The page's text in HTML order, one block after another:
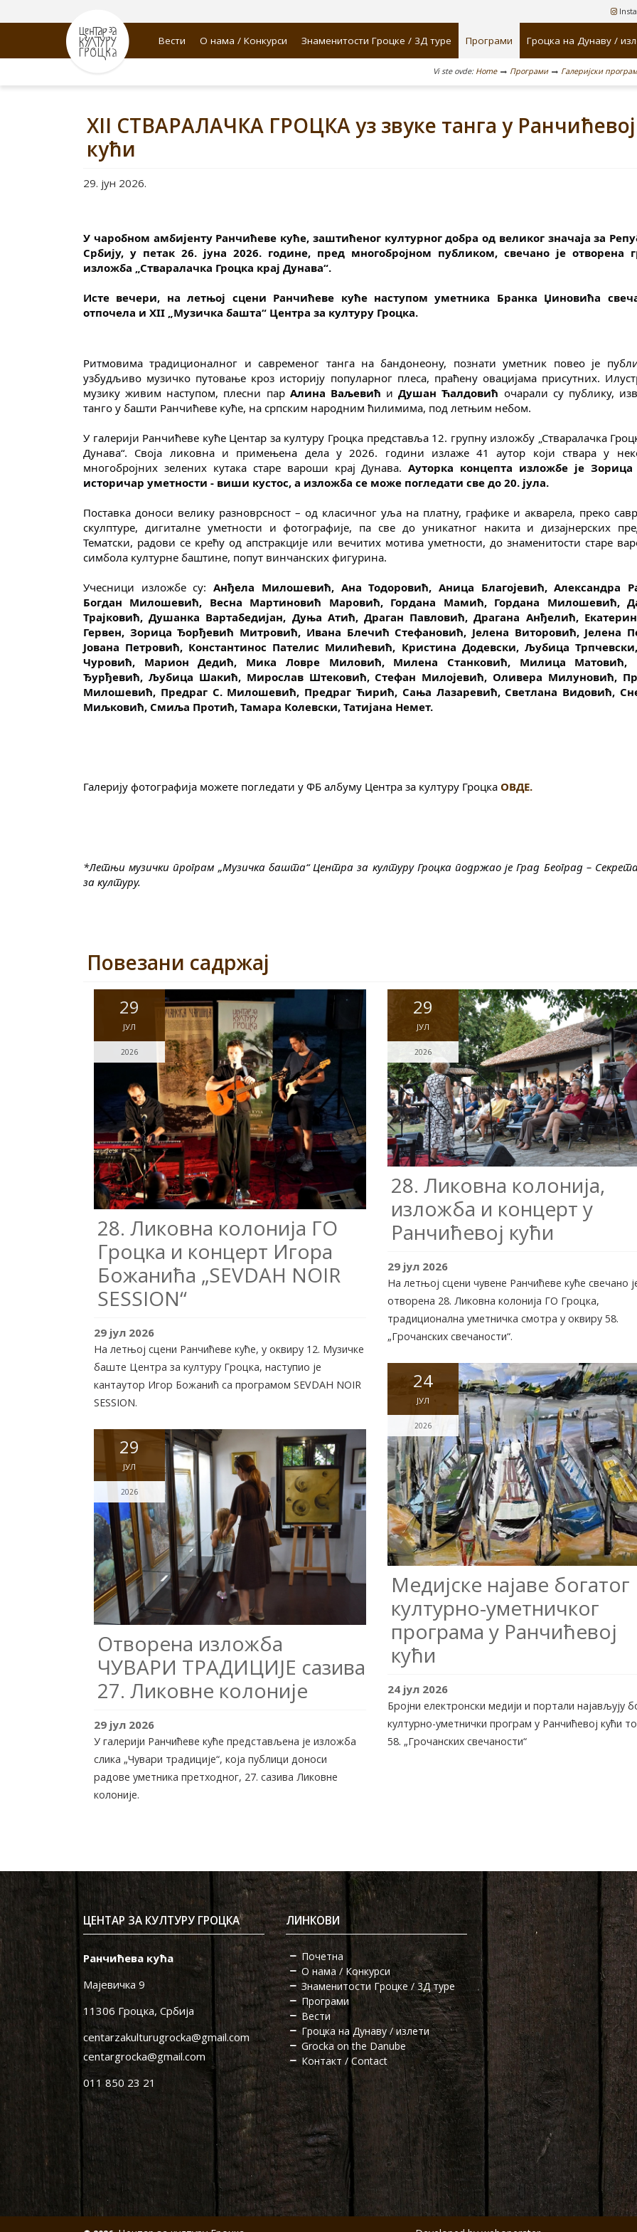
Вести О нама / Конкурси Знаменитости Гроцке / 3Д туре Програми Гроцка на Дунаву /
Vi ste ovde: Home Програми Галеријски програм
XII СТВАРАЛАЧКА ГРОЦКА уз звуке танга у Ранчићевој
кући
29. јун 2026.
У чаробном амбијенту Ранчићеве куће, заштићеног културног добра од великог значаја за
Србију, у петак 26. јуна 2026. године, пред многобројном публиком, свечано је отворена
изложба „Стваралачка Гроцка крај Дунава“.
Исте вечери, на летњој сцени Ранчићеве куће наступом уметника Бранка Џиновића
отпочела и XII „Музичка башта“ Центра за културу Гроцка.
Ритмовима традиционалног и савременог танга на бандонеону, познати уметник повео је
узбудљиво музичко путовање кроз историју популарног плеса, праћену овацијама присутних.
музику живим наступом, плесни пар Алина Ваљевић и Душан Ћалдовић очарали су публику,
танго у башти Ранчићеве куће, на српским народним ћилимима, под летњим небом.
У галерији Ранчићеве куће Центар за културу Гроцка представља 12. групну изложбу „Стваралачка
Дунава“. Своја ликовна и примењена дела у 2026. години излаже 41 аутор који ствара у
многобројних зелених кутака старе вароши крај Дунава. Ауторка концепта изложбе je Зорица
историчар уметности - виши кустос, а изложба се може погледати све до 20. јула.
Поставка доноси велику разноврсност – од класичног уља на платну, графике и акварела, преко
скулптуре, дигиталне уметности и фотографије, па све до уникатног накита и дизајнерских
Тематски, радови се крећу од апстракције или вечитих мотива уметности, до знаменитости старе
симбола културне баштине, попут винчанских фигурина.
Учесници изложбе су: Анђела Милошевић, Ана Тодоровић, Аница Благојевић, Александра
Богдан Милошевић, Весна Мартиновић Маровић, Гордана Мамић, Гордана Милошевић,
Трајковић, Душанка Вартабедијан, Дуња Атић, Драган Павловић, Драгана Анђелић,
Гервен, Зорица Ђорђевић Митровић, Ивана Блечић Стефановић, Јелена Виторовић, Јелена
Јована Петровић, Константинос Пателис Милићевић, Кристина Додевски, Љубица
Чуровић, Марион Дедић, Мика Ловре Миловић, Милена Станковић, Милица Матовић,
Ђурђевић, Љубица Шакић, Мирослав Штековић, Стефан Милојевић, Оливера Милуновић,
Милошевић, Предраг С. Милошевић, Предраг Ћирић, Сања Лазаревић, Светлана Видовић,
Миљковић, Смиља Протић, Тамара Колевски, Татијана Немет.
Галерију фотографија можете погледати у ФБ албуму Центра за културу Гроцка ОВДЕ.
*Летњи музички програм „Музичка башта“ Центра за културу Гроцка подржао је Град Београд –
за културу.
Повезани садржај
29
ЈУЛ
2026
28. Ликовна колонија ГО
Гроцка и концерт Игора
Божанића „SEVDAH NOIR
SESSION“
29 јул 2026
На летњој сцени Ранчићеве куће, у оквиру 12. Музичке
баште Центра за културу Гроцка, наступио је
кантаутор Игор Божанић са програмом SEVDAH NOIR
SESSION.
29
ЈУЛ
2026
Отворена изложба
ЧУВАРИ ТРАДИЦИЈЕ сазива
27. Ликовне колоније
29 јул 2026
У галерији Ранчићеве куће представљена је изложба
слика „Чувари традиције“, која публици доноси
радове уметника претходног, 27. сазива Ликовне
колоније.
29
ЈУЛ
2026
28. Ликовна колонија,
изложба и концерт у
Ранчићевој кући
29 јул 2026
На летњој сцени чувене Ранчићеве куће свечано
отворена 28. Ликовна колонија ГО Гроцка,
традиционална уметничка смотра у оквиру 58.
„Грочанских свечаности“.
24
ЈУЛ
2026
Медијске најаве богатог
културно-уметничког
програма у Ранчићевој
кући
24 јул 2026
Бројни електронски медији и портали најављују
културно-уметнички програм у Ранчићевој кући
58. „Грочанских свечаности“
ЦЕНТАР ЗА КУЛТУРУ ГРОЦКА
Ранчићева кућа
Мајевичка 9
11306 Гроцка, Србија
centarzakulturugrocka@gmail.com
centargrocka@gmail.com
011 850 23 21
ЛИНКОВИ
Почетна
О нама / Конкурси
Знаменитости Гроцке / 3Д туре
Програми
Вести
Гроцка на Дунаву / излети
Grocka on the Danube
Контакт / Contact